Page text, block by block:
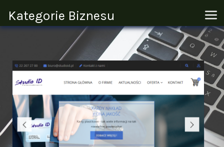
Kategorie Biznesu